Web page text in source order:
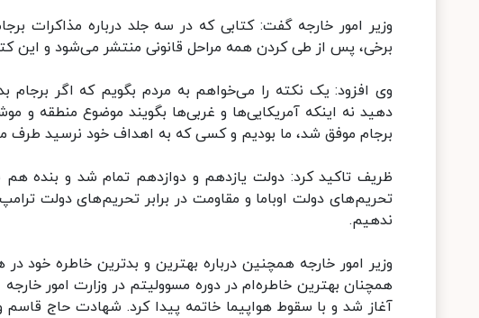
وزیر امور خارجه گفت: کتابی که در سه جلد درباره مذاکرات
برخی، پس از طی کردن همه مراحل قانونی منتشر می‌شود و این
وی افزود: یک نکته را می‌خواهم به مردم بگویم که اگر برجام
دهید نه اینکه آمریکایی‌ها و غربی‌ها بگویند موضوع منطقه
برجام موفق شد، ما بودیم و کسی که به اهداف خود نرسید طرف
ظریف تاکید کرد: دولت یازدهم و دوازدهم تمام شد و بنده هم
تحریم‌های دولت اوباما و مقاومت در برابر تحریم‌های دولت
ندهیم.
وزیر امور خارجه همچنین درباره بهترین و بدترین خاطره
همچنان بهترین خاطره‌ام در دوره مسوولیتم در وزارت امور
آغاز شد و با سقوط هواپیما خاتمه پیدا کرد. شهادت حاج قاسم و